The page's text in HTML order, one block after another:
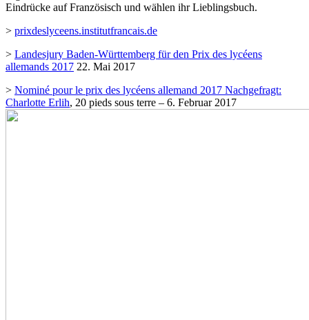
Eindrücke auf Französisch und wählen ihr Lieblingsbuch.
> prixdeslyceens.institutfrancais.de
> Landesjury Baden-Württemberg für den Prix des lycéens
allemands 2017 22. Mai 2017
> Nominé pour le prix des lycéens allemand 2017 Nachgefragt:
Charlotte Erlih, 20 pieds sous terre – 6. Februar 2017